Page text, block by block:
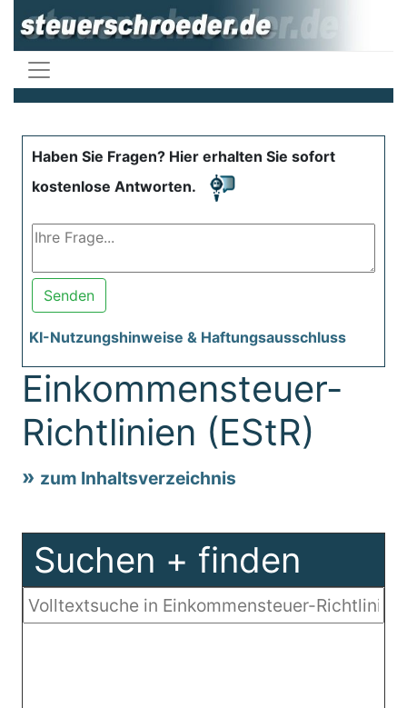
Haben Sie Fragen? Hier erhalten Sie sofort
kostenlose Antworten.
Senden
KI-Nutzungshinweise & Haftungsausschluss
Einkommensteuer-
Richtlinien (EStR)
zum Inhaltsverzeichnis
Suchen + finden